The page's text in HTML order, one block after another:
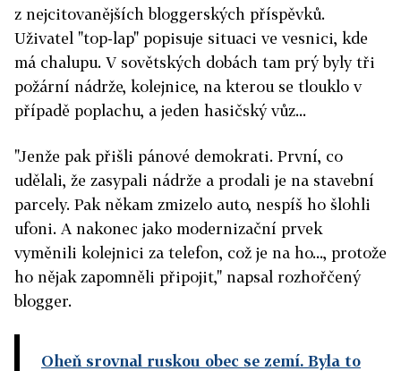
z nejcitovanějších bloggerských příspěvků.
Uživatel "top-lap" popisuje situaci ve vesnici, kde
má chalupu. V sovětských dobách tam prý byly tři
požární nádrže, kolejnice, na kterou se tlouklo v
případě poplachu, a jeden hasičský vůz...
"Jenže pak přišli pánové demokrati. První, co
udělali, že zasypali nádrže a prodali je na stavební
parcely. Pak někam zmizelo auto, nespíš ho šlohli
ufoni. A nakonec jako modernizační prvek
vyměnili kolejnici za telefon, což je na ho..., protože
ho nějak zapomněli připojit," napsal rozhořčený
blogger.
Oheň srovnal ruskou obec se zemí. Byla to